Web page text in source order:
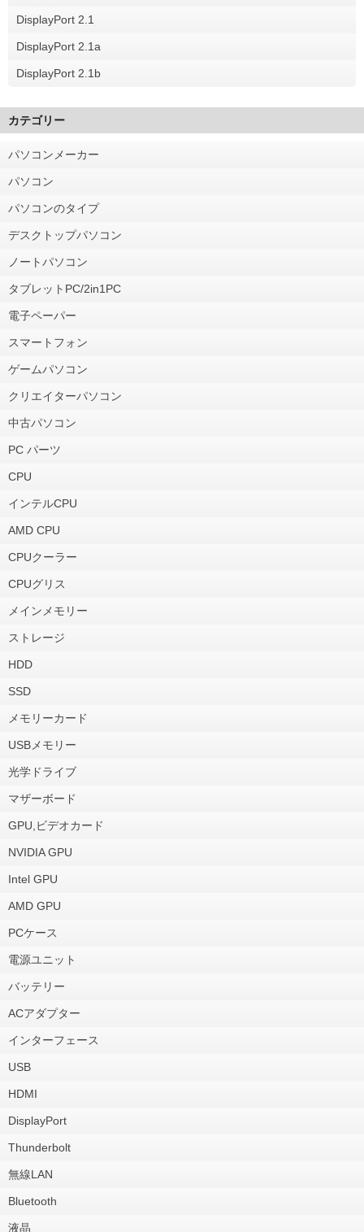
DisplayPort 2.1
DisplayPort 2.1a
DisplayPort 2.1b
カテゴリー
パソコンメーカー
パソコン
パソコンのタイプ
デスクトップパソコン
ノートパソコン
タブレットPC/2in1PC
電子ペーパー
スマートフォン
ゲームパソコン
クリエイターパソコン
中古パソコン
PC パーツ
CPU
インテルCPU
AMD CPU
CPUクーラー
CPUグリス
メインメモリー
ストレージ
HDD
SSD
メモリーカード
USBメモリー
光学ドライブ
マザーボード
GPU,ビデオカード
NVIDIA GPU
Intel GPU
AMD GPU
PCケース
電源ユニット
バッテリー
ACアダプター
インターフェース
USB
HDMI
DisplayPort
Thunderbolt
無線LAN
Bluetooth
液晶